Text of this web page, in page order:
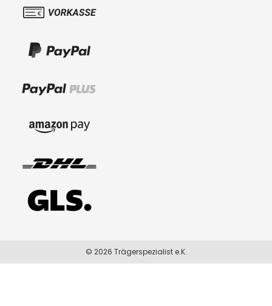
© 2026 Trägerspezialist e.K.